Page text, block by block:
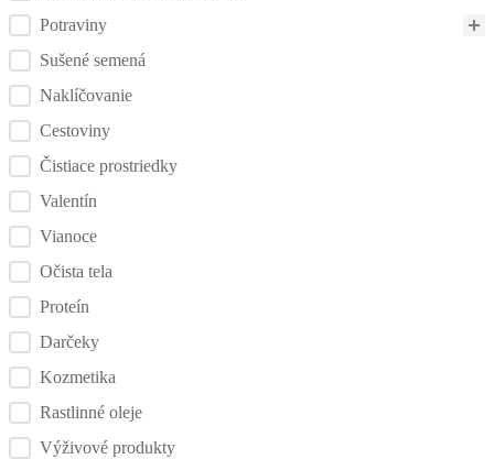
Potraviny
Sušené semená
Naklíčovanie
Cestoviny
Čistiace prostriedky
Valentín
Vianoce
Očista tela
Proteín
Darčeky
Kozmetika
Rastlinné oleje
Výživové produkty